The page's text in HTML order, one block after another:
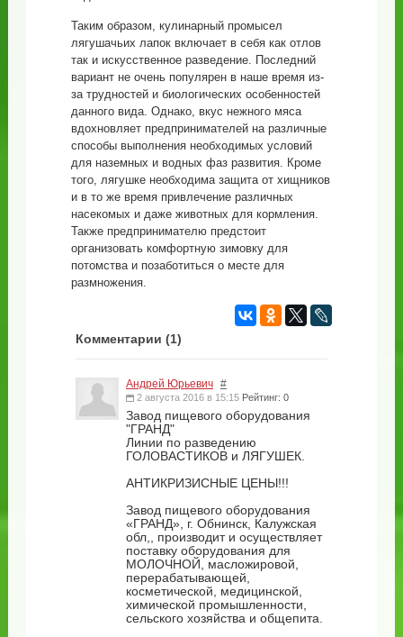
Таким образом, кулинарный промысел
лягушачьих лапок включает в себя как отлов
так и искусственное разведение. Последний
вариант не очень популярен в наше время из-
за трудностей и биологических особенностей
данного вида. Однако, вкус нежного мяса
вдохновляет предпринимателей на различные
способы выполнения необходимых условий
для наземных и водных фаз развития. Кроме
того, лягушке необходима защита от хищников
и в то же время привлечение различных
насекомых и даже животных для кормления.
Также предпринимателю предстоит
организовать комфортную зимовку для
потомства и позаботиться о месте для
размножения.
Комментарии (1)
Андрей Юрьевич #
2 августа 2016 в 15:15 Рейтинг: 0
Завод пищевого оборудования
"ГРАНД"
Линии по разведению
ГОЛОВАСТИКОВ и ЛЯГУШЕК.
АНТИКРИЗИСНЫЕ ЦЕНЫ!!!
Завод пищевого оборудования
«ГРАНД», г. Обнинск, Калужская
обл,, производит и осуществляет
поставку оборудования для
МОЛОЧНОЙ, масложировой,
перерабатывающей,
косметической, медицинской,
химической промышленности,
сельского хозяйства и общепита.